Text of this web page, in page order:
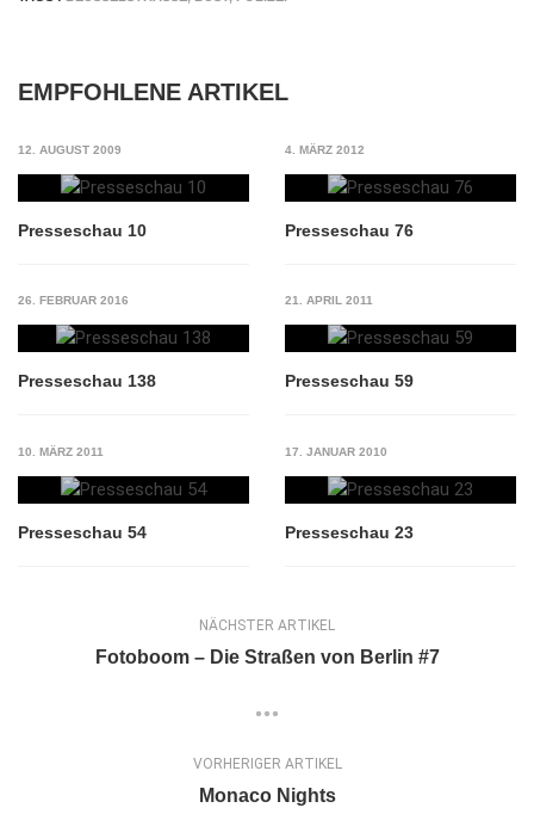
EMPFOHLENE ARTIKEL
12. AUGUST 2009
Presseschau 10
4. MÄRZ 2012
Presseschau 76
26. FEBRUAR 2016
Presseschau 138
21. APRIL 2011
Presseschau 59
10. MÄRZ 2011
Presseschau 54
17. JANUAR 2010
Presseschau 23
NÄCHSTER ARTIKEL
Fotoboom – Die Straßen von Berlin #7
VORHERIGER ARTIKEL
Monaco Nights